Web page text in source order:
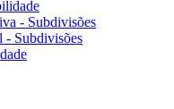
- Subdivisões
- Subdivisões